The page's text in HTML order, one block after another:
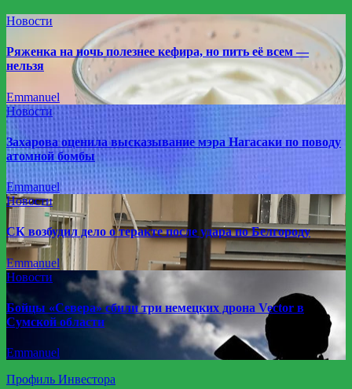
Новости
Ряженка на ночь полезнее кефира, но пить её всем —
нельзя
Emmanuel
Новости
Захарова оценила высказывание мэра Нагасаки по поводу
атомной бомбы
Emmanuel
Новости
СК возбудил дело о теракте после удара по Белгороду
Emmanuel
Новости
Бойцы «Севера» сбили три немецких дрона Vector в
Сумской области
Emmanuel
Профиль Инвестора